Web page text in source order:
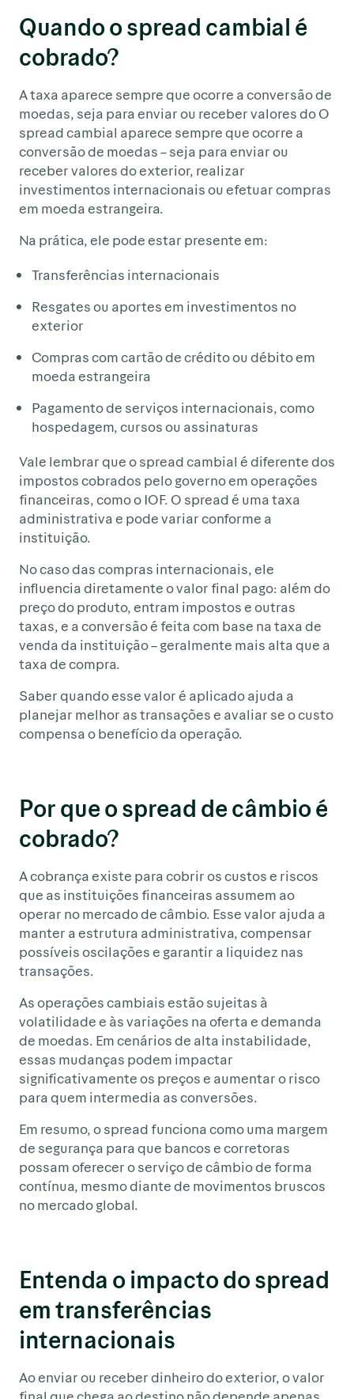
Quando o spread cambial é
cobrado?
A taxa aparece sempre que ocorre a conversão de
moedas, seja para enviar ou receber valores do O
spread cambial aparece sempre que ocorre a
conversão de moedas – seja para enviar ou
receber valores do exterior, realizar
investimentos internacionais ou efetuar compras
em moeda estrangeira.
Na prática, ele pode estar presente em:
Transferências internacionais
Resgates ou aportes em investimentos no
exterior
Compras com cartão de crédito ou débito em
moeda estrangeira
Pagamento de serviços internacionais, como
hospedagem, cursos ou assinaturas
Vale lembrar que o spread cambial é diferente dos
impostos cobrados pelo governo em operações
financeiras, como o IOF. O spread é uma taxa
administrativa e pode variar conforme a
instituição.
No caso das compras internacionais, ele
influencia diretamente o valor final pago: além do
preço do produto, entram impostos e outras
taxas, e a conversão é feita com base na taxa de
venda da instituição – geralmente mais alta que a
taxa de compra.
Saber quando esse valor é aplicado ajuda a
planejar melhor as transações e avaliar se o custo
compensa o benefício da operação.
Por que o spread de câmbio é
cobrado?
A cobrança existe para cobrir os custos e riscos
que as instituições financeiras assumem ao
operar no mercado de câmbio. Esse valor ajuda a
manter a estrutura administrativa, compensar
possíveis oscilações e garantir a liquidez nas
transações.
As operações cambiais estão sujeitas à
volatilidade e às variações na oferta e demanda
de moedas. Em cenários de alta instabilidade,
essas mudanças podem impactar
significativamente os preços e aumentar o risco
para quem intermedia as conversões.
Em resumo, o spread funciona como uma margem
de segurança para que bancos e corretoras
possam oferecer o serviço de câmbio de forma
contínua, mesmo diante de movimentos bruscos
no mercado global.
Entenda o impacto do spread
em transferências
internacionais
Ao enviar ou receber dinheiro do exterior, o valor